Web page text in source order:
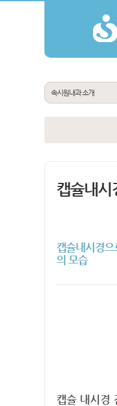
캡슐내시
캡슐내시경
의 모습
캡슐 내시경